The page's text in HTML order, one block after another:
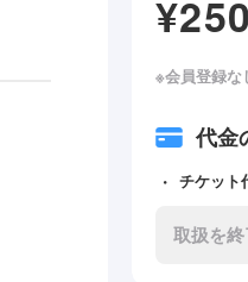
※会員登録な
代金
チケット
取扱を